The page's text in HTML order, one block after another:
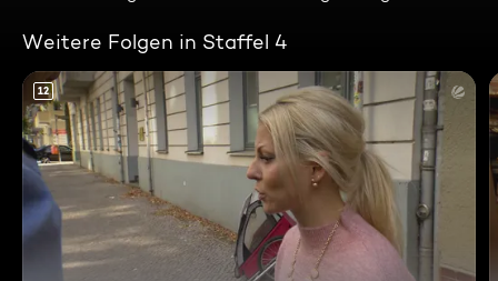
Weitere Folgen in Staffel 4
12